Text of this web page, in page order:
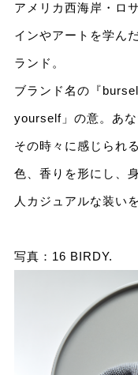
アメリカ西海岸・ロ
インやアートを学ん
ランド。
ブランド名の『
yourself」の意。あな
その時々に感じられ
色、香りを形にし、
人カジュアルな装い
写真：16 BIRDY.